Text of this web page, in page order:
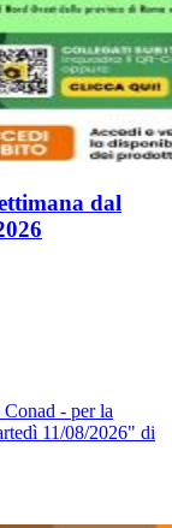
dal
- per la
11/08/2026" di